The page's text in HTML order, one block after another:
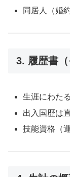
同居人（婚
3. 履歴書（
生涯にわた
出入国歴は
技能資格（